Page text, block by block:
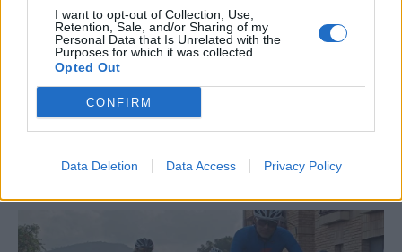
I want to opt-out of Collection, Use,
Retention, Sale, and/or Sharing of my
Personal Data that Is Unrelated with the
Purposes for which it was collected.
Opted Out
CONFIRM
Data Deletion Data Access Privacy Policy
Running Sèries Terres de l’Ebre